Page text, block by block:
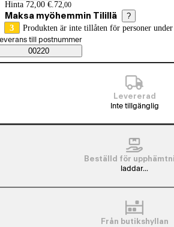
Prisinformation
Hinta 72,00 €. 72,00
Maksa myöhemmin Tilillä ?
3 Produkten är inte tillåten för personer under
Saatavuustiedot
beställningssätt
till postnummer
00220
Levererad
Inte tillgänglig
Beställd för
laddar...
Från butikshyllan